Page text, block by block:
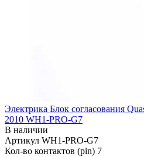
Электрика Блок согласования
2010 WH1-PRO-G7
В наличии
Артикул WH1-PRO-G7
Кол-во контактов (pin) 7